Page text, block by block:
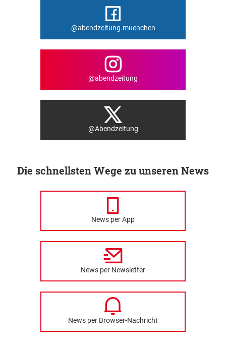
@abendzeitung.muenchen
@abendzeitung
@Abendzeitung
Die schnellsten Wege zu unseren News
News per App
News per Newsletter
News per Browser-Nachricht